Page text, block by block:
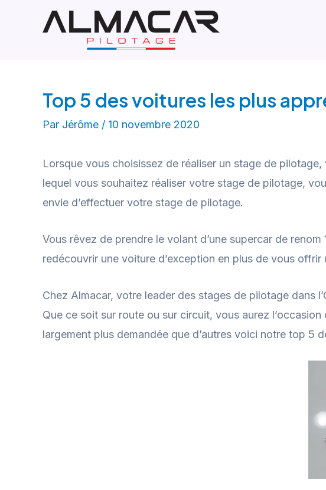
Top 5 des voitures les plus
Par Jérôme / 10 novembre 2020
Lorsque vous choisissez de réaliser un stage de
lequel vous souhaitez réaliser votre stage de pilotage,
envie d’effectuer votre stage de pilotage.
Vous rêvez de prendre le volant d’une supercar de
redécouvrir une voiture d’exception en plus de vous offrir
Chez Almacar, votre leader des stages de pilotage dans
Que ce soit sur route ou sur circuit, vous aurez
largement plus demandée que d’autres voici notre top 5
Navigation
de